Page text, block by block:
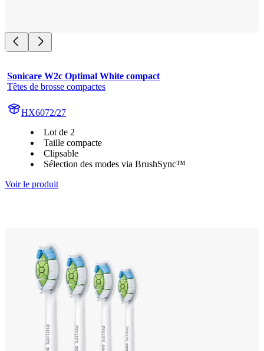
Sonicare W2c Optimal White compact
Têtes de brosse compactes
HX6072/27
Lot de 2
Taille compacte
Clipsable
Sélection des modes via BrushSync™
Voir le produit